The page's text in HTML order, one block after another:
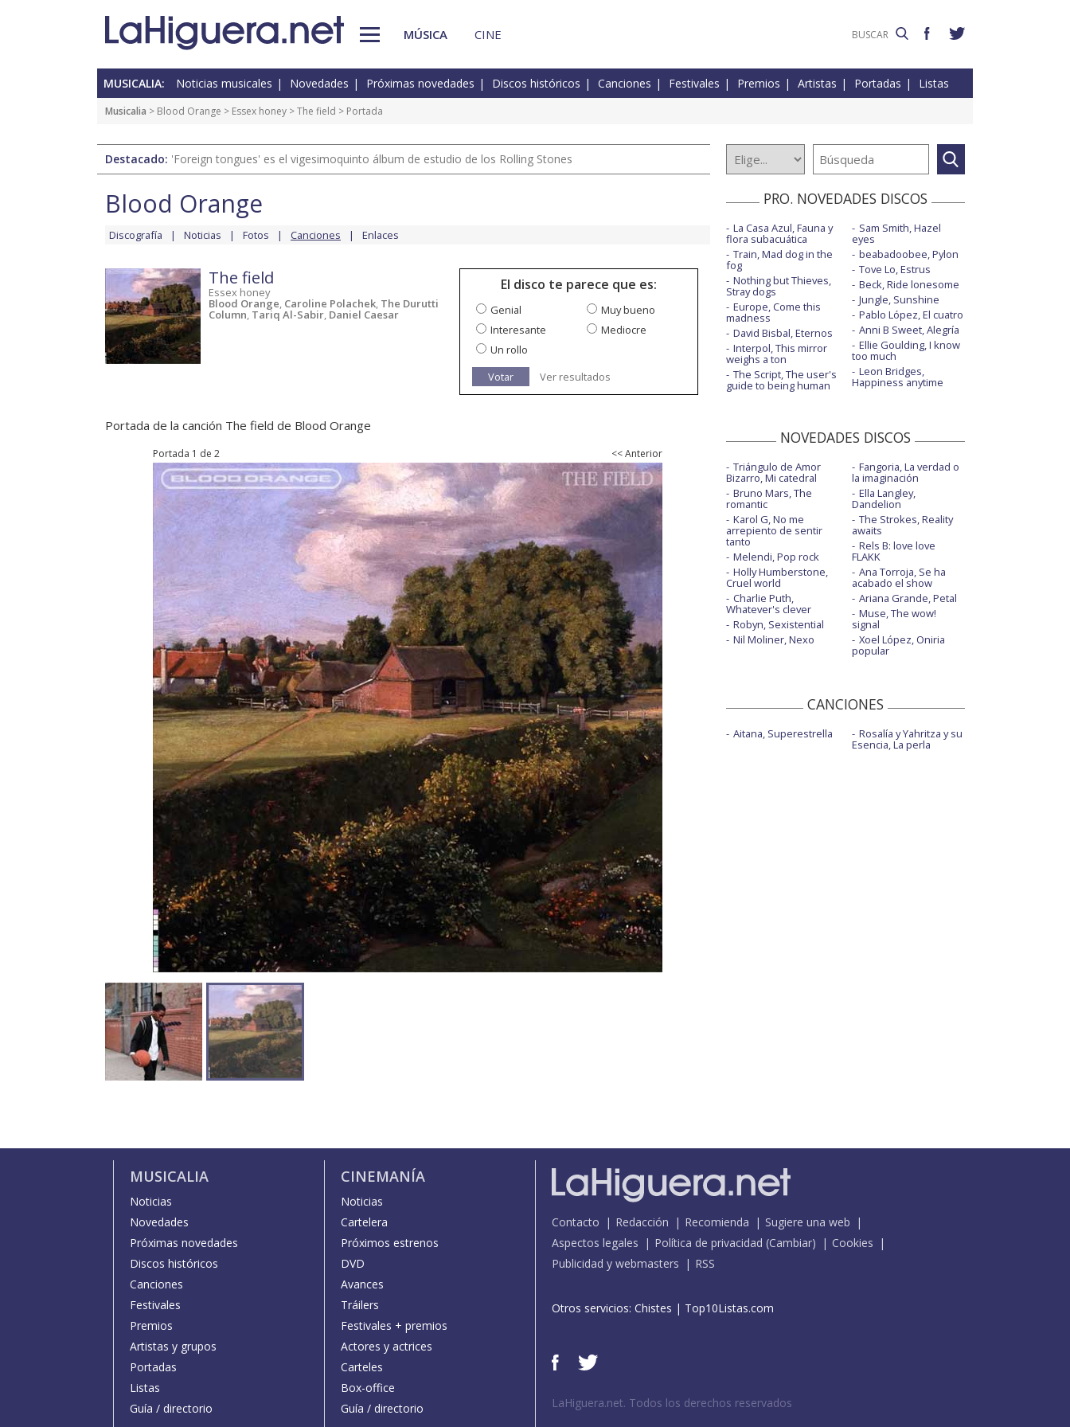
MÚSICA CINE
MUSICALIA: Noticias musicales Novedades Próximas novedades Discos históricos Canciones Festivales Premios Artistas Portadas Listas
Musicalia > Blood Orange > Essex honey >The field > Portada
Destacado: 'Foreign tongues' es el vigesimoquinto álbum de estudio de los Rolling Stones
Blood Orange
Discografía Noticias Fotos Canciones Enlaces
The field
Essex honey
Blood Orange, Caroline Polachek, The Durutti
Column, Tariq Al-Sabir, Daniel Caesar
El disco te parece que es:
Genial
Muy bueno
Interesante
Mediocre
Un rollo
Votar
Ver resultados
Portada de la canción The field de Blood Orange
Portada 1 de 2 << Anterior
PRO. NOVEDADES DISCOS
La Casa Azul, Fauna y
flora subacuática
Train, Mad dog in the
fog
Nothing but Thieves,
Stray dogs
Europe, Come this
madness
David Bisbal, Eternos
Interpol, This mirror
weighs a ton
The Script, The user's
guide to being human
Sam Smith, Hazel
eyes
beabadoobee, Pylon
Tove Lo, Estrus
Beck, Ride lonesome
Jungle, Sunshine
Pablo López, El cuatro
Anni B Sweet, Alegría
Ellie Goulding, I know
too much
Leon Bridges,
Happiness anytime
NOVEDADES DISCOS
Triángulo de Amor
Bizarro, Mi catedral
Bruno Mars, The
romantic
Karol G, No me
arrepiento de sentir
tanto
Melendi, Pop rock
Holly Humberstone,
Cruel world
Charlie Puth,
Whatever's clever
Robyn, Sexistential
Nil Moliner, Nexo
Fangoria, La verdad o
la imaginación
Ella Langley,
Dandelion
The Strokes, Reality
awaits
Rels B: love love
FLAKK
Ana Torroja, Se ha
acabado el show
Ariana Grande, Petal
Muse, The wow!
signal
Xoel López, Oniria
popular
CANCIONES
Aitana, Superestrella Rosalía y Yahritza y su
Esencia, La perla
MUSICALIA
Noticias
Novedades
Próximas novedades
Discos históricos
Canciones
Festivales
Premios
Artistas y grupos
Portadas
Listas
Guía / directorio
CINEMANÍA
Noticias
Cartelera
Próximos estrenos
DVD
Avances
Tráilers
Festivales + premios
Actores y actrices
Carteles
Box-office
Guía / directorio
Contacto Redacción Recomienda
Sugiere una web
Aspectos legales
Política de privacidad (Cambiar)
Cookies
Publicidad y webmasters
RSS
Otros servicios: Chistes | Top10Listas.com
LaHiguera.net. Todos los derechos reservados